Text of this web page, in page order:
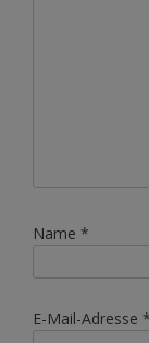
Name *
E-Mail-Adresse *